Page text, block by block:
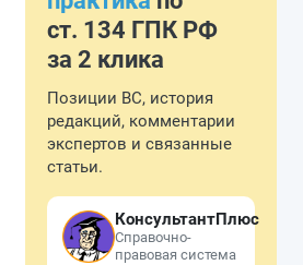
ст. 134 ГПК РФ
за 2 клика
Позиции ВС, история
редакций, комментарии
экспертов и связанные
статьи.
КонсультантПлюс
Справочно-
правовая система